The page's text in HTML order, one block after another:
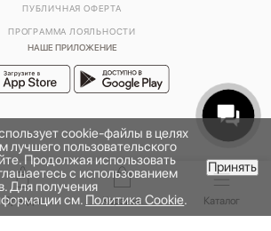
В КОРЗИНУ
НАШЕ ПРИЛОЖЕНИЕ
ПУБЛИЧНАЯ ОФЕРТА
ПРОГРАММА ЛОЯЛЬНОСТИ
БОЛЬШОЙ | ООО "НЬЮ МАРКЕТ"
cookie-файлы в целях
лучшего пользовательского
Продолжая использовать
с использованием
Для получения
см. Политика Cookie.
Принять
Бренды Корзина Каталог